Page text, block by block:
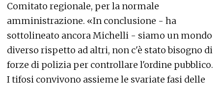
Comitato regionale, per la normale
amministrazione. «In conclusione - ha
sottolineato ancora Michelli - siamo un mondo
diverso rispetto ad altri, non c'è stato bisogno di
forze di polizia per controllare l'ordine pubblico.
I tifosi convivono assieme le svariate fasi delle